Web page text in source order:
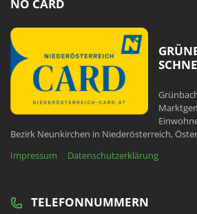
NÖ CARD
Bezirk Neunkirchen in Niederösterreich,
Impressum
Datenschutzerklärung
TELEFONNUMMERN